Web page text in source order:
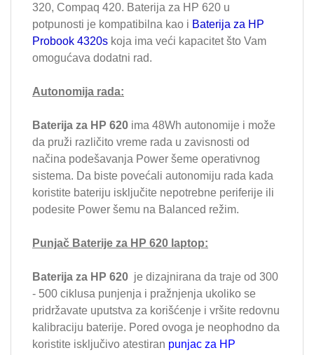
320, Compaq 420. Baterija za HP 620 u
potpunosti je kompatibilna kao i Baterija za HP
Probook 4320s koja ima veći kapacitet što Vam
omogućava dodatni rad.
Autonomija rada:
Baterija za HP 620 ima 48Wh autonomije i može
da pruži različito vreme rada u zavisnosti od
načina podešavanja Power šeme operativnog
sistema. Da biste povećali autonomiju rada kada
koristite bateriju isključite nepotrebne periferije ili
podesite Power šemu na Balanced režim.
Punjač Baterije za HP 620 laptop:
Baterija za HP 620 je dizajnirana da traje od 300
- 500 ciklusa punjenja i pražnjenja ukoliko se
pridržavate uputstva za korišćenje i vršite redovnu
kalibraciju baterije. Pored ovoga je neophodno da
koristite isključivo atestiran punjac za HP